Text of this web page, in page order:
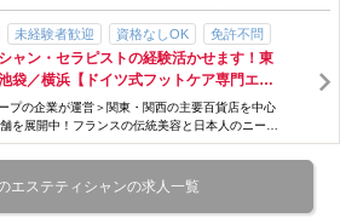
スキルや経験を最大限考慮☆
未経験者歓迎 資格なしOK
免許不問
女性スタッフ多数 交通費支給
社会保険完備
ンセンティブあり
手当充実
貸与 研修制度あり
産休・育休制度あり
土日休みOK 残業なし
残業月10時間以下
ャン・セラピストの経験活かせます！東
袋／横浜【ドイツ式フットケア専門エス
研修あり｜完全週休2日制｜入社日から
ンセンティブあり｜産休・育休の復帰率
プの企業が運営＞関東・関西の主要百貨店を中心
を展開中！フランスの伝統美容と日本人のニーズ
門的なフットケアが学べます♪
エステティシャンの求人一覧